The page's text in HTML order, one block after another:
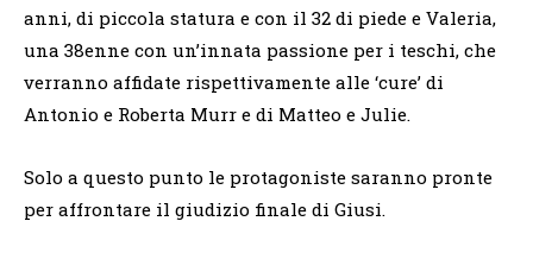
anni, di piccola statura e con il 32 di piede e Valeria,
una 38enne con un’innata passione per i teschi, che
verranno affidate rispettivamente alle ‘cure’ di
Antonio e Roberta Murr e di Matteo e Julie.
Solo a questo punto le protagoniste saranno pronte
per affrontare il giudizio finale di Giusi.